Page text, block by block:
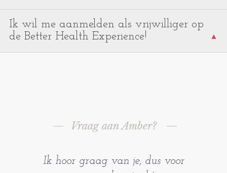
Neem gerust contact met ons op, dan kijken we
samen naar de mogelijkheden. Klik bovenaan
Ik wil me aanmelden als vrijwilliger op
de Better Health Experience!
Vraag aan Amber?
Ik hoor graag van je, dus voor